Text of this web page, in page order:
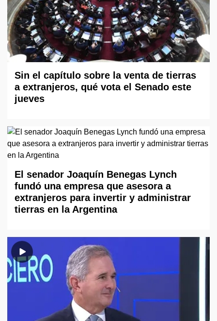
Sin el capítulo sobre la venta de tierras
a extranjeros, qué vota el Senado este
jueves
El senador Joaquín Benegas Lynch
fundó una empresa que asesora a
extranjeros para invertir y administrar
tierras en la Argentina